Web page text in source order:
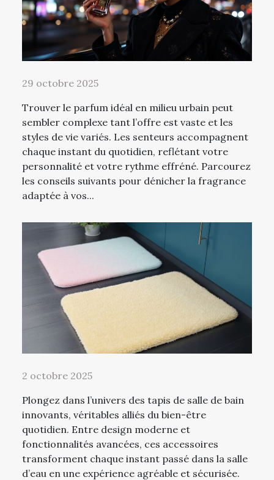
29 octobre 2025
Trouver le parfum idéal en milieu urbain peut
sembler complexe tant l’offre est vaste et les
styles de vie variés. Les senteurs accompagnent
chaque instant du quotidien, reflétant votre
personnalité et votre rythme effréné. Parcourez
les conseils suivants pour dénicher la fragrance
adaptée à vos...
2 octobre 2025
Plongez dans l’univers des tapis de salle de bain
innovants, véritables alliés du bien-être
quotidien. Entre design moderne et
fonctionnalités avancées, ces accessoires
transforment chaque instant passé dans la salle
d’eau en une expérience agréable et sécurisée.